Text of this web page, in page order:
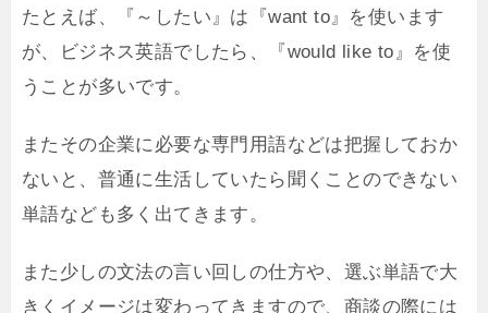
たとえば、『～したい』は『want to』を使います
が、ビジネス英語でしたら、『would like to』を使
うことが多いです。
またその企業に必要な専門用語などは把握しておか
ないと、普通に生活していたら聞くことのできない
単語なども多く出てきます。
また少しの文法の言い回しの仕方や、選ぶ単語で大
きくイメージは変わってきますので、商談の際には